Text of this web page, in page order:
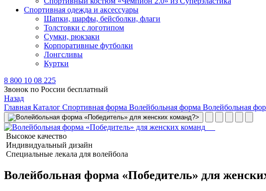
Спортивная одежда и аксессуары
Шапки, шарфы, бейсболки, флаги
Толстовки с логотипом
Сумки, рюкзаки
Корпоративные футболки
Лонгсливы
Куртки
8 800 10 08 225
Звонок по России бесплатный
Назад
Главная Каталог Спортивная форма Волейбольная форма Волейбольная
Высокое качество
Индивидуальный дизайн
Специальные лекала для волейбола
Волейбольная форма «Победитель» для